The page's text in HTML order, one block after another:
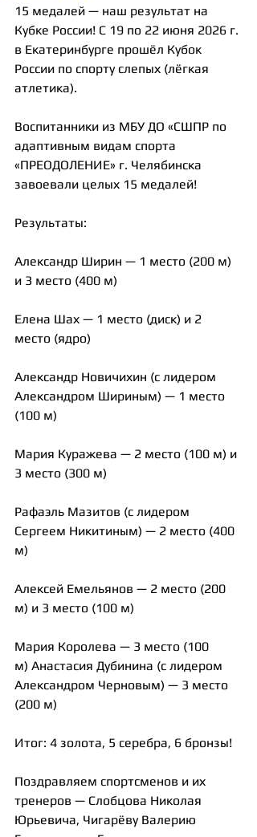
15 медалей — наш результат на
Кубке России! С 19 по 22 июня 2026 г.
в Екатеринбурге прошёл Кубок
России по спорту слепых (лёгкая
атлетика).
Воспитанники из МБУ ДО «СШПР по
адаптивным видам спорта
«ПРЕОДОЛЕНИЕ» г. Челябинска
завоевали целых 15 медалей!
Результаты:
Александр Ширин — 1 место (200 м)
и 3 место (400 м)
Елена Шах — 1 место (диск) и 2
место (ядро)
Александр Новичихин (с лидером
Александром Шириным) — 1 место
(100 м)
Мария Куражева — 2 место (100 м) и
3 место (300 м)
Рафаэль Мазитов (с лидером
Сергеем Никитиным) — 2 место (400
м)
Алексей Емельянов — 2 место (200
м) и 3 место (100 м)
Мария Королева — 3 место (100
м) Анастасия Дубинина (с лидером
Александром Черновым) — 3 место
(200 м)
Итог: 4 золота, 5 серебра, 6 бронзы!
Поздравляем спортсменов и их
тренеров — Слобцова Николая
Юрьевича, Чигарёву Валерию